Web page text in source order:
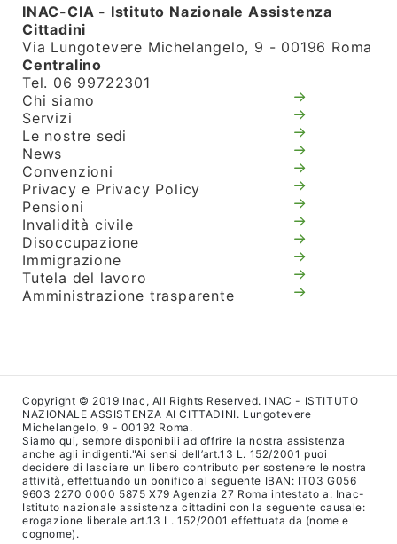
INAC-CIA - Istituto Nazionale Assistenza
Cittadini
Via Lungotevere Michelangelo, 9 - 00196 Roma
Centralino
Tel. 06 99722301
Chi siamo
Servizi
Le nostre sedi
News
Convenzioni
Privacy e Privacy Policy
Pensioni
Invalidità civile
Disoccupazione
Immigrazione
Tutela del lavoro
Amministrazione trasparente
Copyright © 2019 Inac, All Rights Reserved. INAC - ISTITUTO
NAZIONALE ASSISTENZA AI CITTADINI. Lungotevere
Michelangelo, 9 - 00192 Roma.
Siamo qui, sempre disponibili ad offrire la nostra assistenza
anche agli indigenti."Ai sensi dell’art.13 L. 152/2001 puoi
decidere di lasciare un libero contributo per sostenere le nostra
attività, effettuando un bonifico al seguente IBAN: IT03 G056
9603 2270 0000 5875 X79 Agenzia 27 Roma intestato a: Inac-
Istituto nazionale assistenza cittadini con la seguente causale:
erogazione liberale art.13 L. 152/2001 effettuata da (nome e
cognome).